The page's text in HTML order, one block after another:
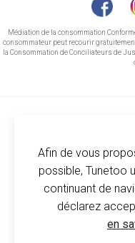
Médiation de la consommation
consommateur peut recourir
la Consommation de Conciliateurs de
©
Afin de vous
possible, Tunetoo
continuant de
déclarez
en